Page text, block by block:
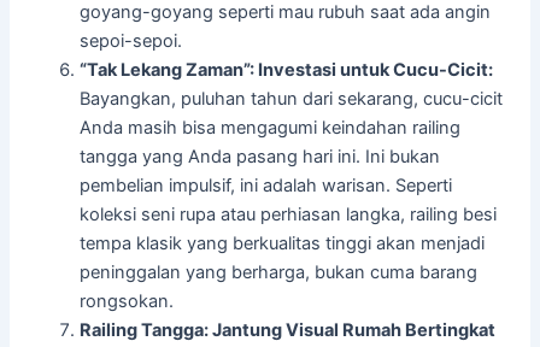
goyang-goyang seperti mau rubuh saat ada angin
sepoi-sepoi.
“Tak Lekang Zaman”: Investasi untuk Cucu-Cicit:
Bayangkan, puluhan tahun dari sekarang, cucu-cicit
Anda masih bisa mengagumi keindahan railing
tangga yang Anda pasang hari ini. Ini bukan
pembelian impulsif, ini adalah warisan. Seperti
koleksi seni rupa atau perhiasan langka, railing besi
tempa klasik yang berkualitas tinggi akan menjadi
peninggalan yang berharga, bukan cuma barang
rongsokan.
Railing Tangga: Jantung Visual Rumah Bertingkat